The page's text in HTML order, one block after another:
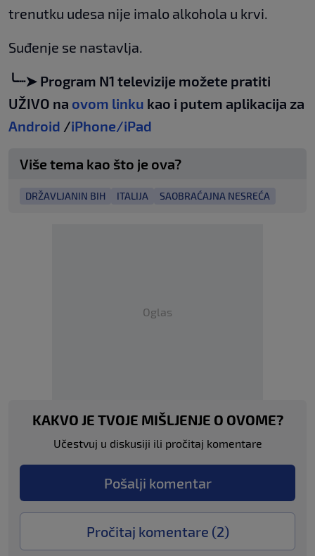
trenutku udesa nije imalo alkohola u krvi.
Suđenje se nastavlja.
╰┈➤ Program N1 televizije možete pratiti
UŽIVO na ovom linku kao i putem aplikacija za
Android /iPhone/iPad
Više tema kao što je ova?
DRŽAVLJANIN BIH ITALIJA SAOBRAĆAJNA NESREĆA
Oglas
KAKVO JE TVOJE MIŠLJENJE O OVOME?
Učestvuj u diskusiji ili pročitaj komentare
Pošalji komentar
Pročitaj komentare (2)